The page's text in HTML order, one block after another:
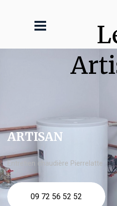
ARTISAN
Entretien chaudière Pierrelatte
09 72 56 52 52